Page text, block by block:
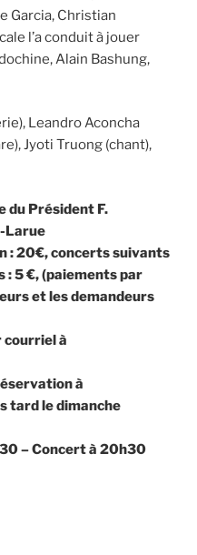
Garcia, Christian
l’a conduit à jouer
Alain Bashung,
Leandro Aconcha
Jyoti Truong (chant),
du Président F.
Larue
: 20€, concerts suivants
5 €, (paiements par
et les demandeurs
à
à
tard le dimanche
– Concert à 20h30